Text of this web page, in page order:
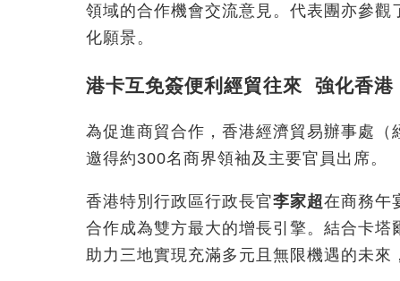
領域的合作機會交流意見。代表團亦參
化願景。
港卡互免簽便利經貿往來 強化香港
為促進商貿合作，香港經濟貿易辦事處（
邀得約300名商界領袖及主要官員出席。
香港特別行政區行政長官李家超在商務午
合作成為雙方最大的增長引擎。結合卡
助力三地實現充滿多元且無限機遇的未來